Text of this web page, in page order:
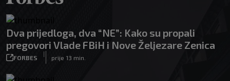
Dva prijedloga, dva “NE”: Kako su propali
pregovori Vlade FBiH i Nove Željezare Zenica
FORBES
|
prije 13 min.